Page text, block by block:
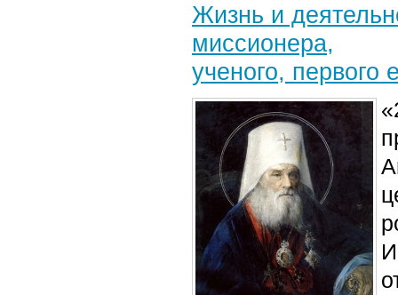
Жизнь и
миссионера,
ученого, первого